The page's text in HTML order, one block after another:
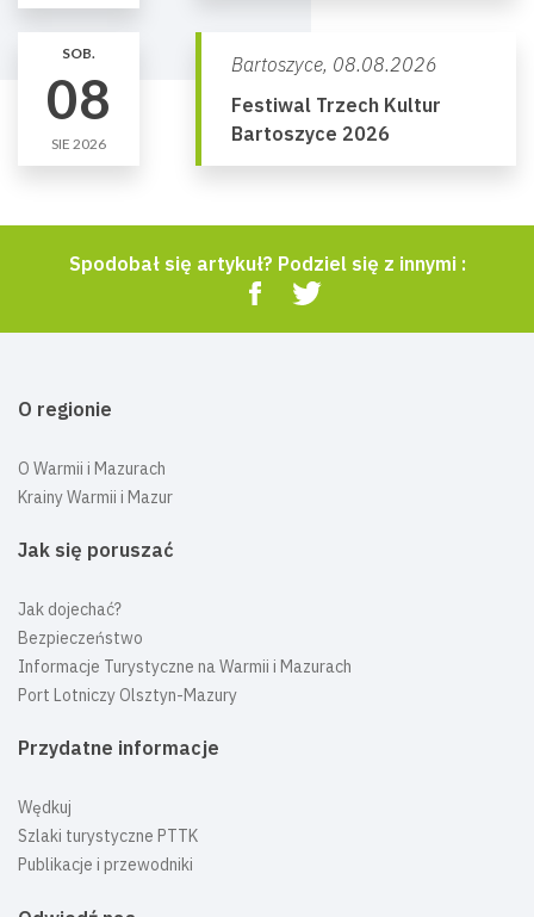
SOB.
08
SIE 2026
Bartoszyce, 08.08.2026
Festiwal Trzech Kultur
Bartoszyce 2026
Spodobał się artykuł? Podziel się z innymi :
O regionie
O Warmii i Mazurach
Krainy Warmii i Mazur
Jak się poruszać
Jak dojechać?
Bezpieczeństwo
Informacje Turystyczne na Warmii i Mazurach
Port Lotniczy Olsztyn-Mazury
Przydatne informacje
Wędkuj
Szlaki turystyczne PTTK
Publikacje i przewodniki